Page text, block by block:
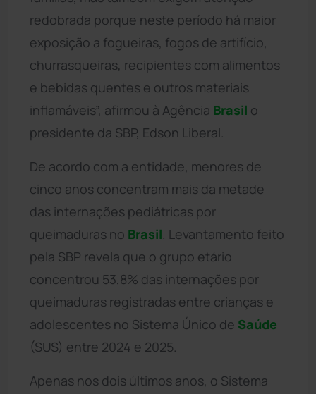
redobrada porque neste período há maior
exposição a fogueiras, fogos de artifício,
churrasqueiras, recipientes com alimentos
e bebidas quentes e outros materiais
inflamáveis”, afirmou à Agência Brasil o
presidente da SBP, Edson Liberal.
De acordo com a entidade, menores de
cinco anos concentram mais da metade
das internações pediátricas por
queimaduras no Brasil . Levantamento feito
pela SBP revela que o grupo etário
concentrou 53,8% das internações por
queimaduras registradas entre crianças e
adolescentes no Sistema Único de Saúde
(SUS) entre 2024 e 2025.
Apenas nos dois últimos anos, o Sistema